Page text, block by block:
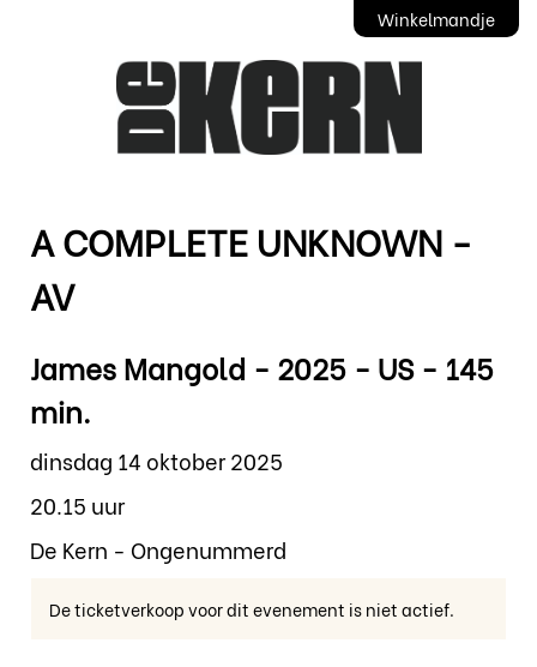
Winkelmandje
A COMPLETE UNKNOWN -
AV
James Mangold - 2025 - US - 145
min.
dinsdag 14 oktober 2025
20.15 uur
De Kern - Ongenummerd
De ticketverkoop voor dit evenement is niet actief.